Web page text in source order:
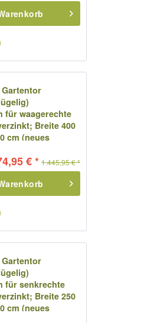
für waagerechte
Breite 400
cm (neues
€ * 1.445,95 € *
für senkrechte
Breite 250
cm (neues